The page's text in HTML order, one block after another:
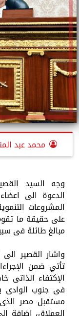
محمد عبد
وجه السيد
الدعوة الى
المشروعات
على حقيقة ما
مبالغ طائلة فى
واشار القصير
تأتي ضمن
الإكتفاء الذاتى
فى جنوب الوادى
مستقبل مصر الذى